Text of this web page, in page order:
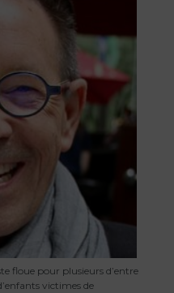
floue pour plusieurs d’entre
victimes de